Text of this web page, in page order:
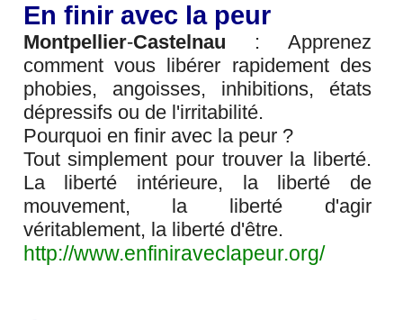
En finir avec la peur
Montpellier-Castelnau : Apprenez
comment vous libérer rapidement des
phobies, angoisses, inhibitions, états
dépressifs ou de l'irritabilité.
Pourquoi en finir avec la peur ?
Tout simplement pour trouver la liberté.
La liberté intérieure, la liberté de
mouvement, la liberté d'agir
véritablement, la liberté d'être.
http://www.enfiniraveclapeur.org/